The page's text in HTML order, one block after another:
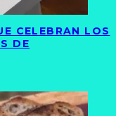
CELEBRAN LOS
DE